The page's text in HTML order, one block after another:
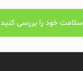
سلامت خود را بررسی کنید